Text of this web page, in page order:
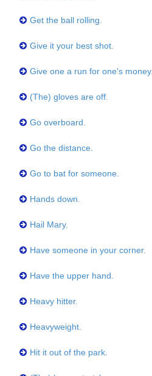
Get the ball rolling.
Give it your best shot.
Give one a run for one's money.
(The) gloves are off.
Go overboard.
Go the distance.
Go to bat for someone.
Hands down.
Hail Mary.
Have someone in your corner.
Have the upper hand.
Heavy hitter.
Heavyweight.
Hit it out of the park.